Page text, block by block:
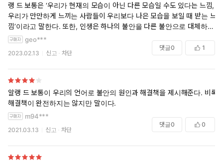
랭 드 보통은 ‘우리가 현재의 모습이 아닌 다른 모습일 수도 있다는 느낌,
우리가 만만하게 느끼는 사람들이 우리보다 나은 모습을 보일 때 받는 느
낌’이라고 말한다. 또한, 인생은 하나의 불안을 다른 불안으로 대체하고,
하나의 욕망을 다른 욕망으로 대체하는 과정으로 보인다고 정의했다.
저자는 우리가 일상 속에서 겪는 다양한 종류의 불안 중 사회적 지위(stat
us)와 관련된 불안을 집중적으로 탐구하고 있다. 즉, 경제적 성취 정도에
의해, 즉 돈을 얼마나 벌었느냐에 따라 자연스럽게 지위가 구분되기 시작
한 시기, 그 시점부터 인간은 새로운 불안의 영역에 들어서게 된다. 여기
에서 중요한 것은 '내가 나를 어떻게 보느냐'가 아니라, '세상이 나를 어떻
안이 촉발되는 것으로 보았다.
geo***
2023.02.13 신고 차단
댓글0 1
알랭 드 보통이 우리의 언어로 불안의 원인과 해결책을 제시해준다. 비록
해결책이 완전하지는 않지만 말이다.
m94***
2021.03.13 신고 차단
댓글0 0